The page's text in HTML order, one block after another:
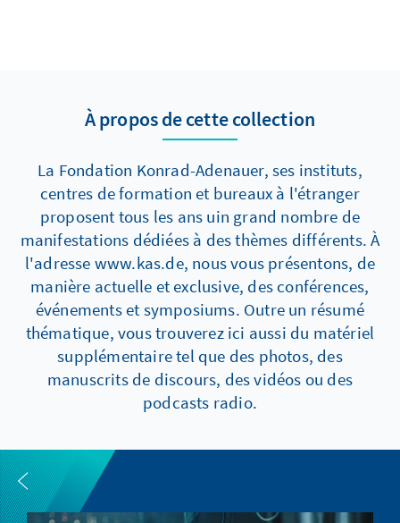
À propos de cette collection
La Fondation Konrad-Adenauer, ses instituts,
centres de formation et bureaux à l'étranger
proposent tous les ans uin grand nombre de
manifestations dédiées à des thèmes différents. À
l'adresse www.kas.de, nous vous présentons, de
manière actuelle et exclusive, des conférences,
événements et symposiums. Outre un résumé
thématique, vous trouverez ici aussi du matériel
supplémentaire tel que des photos, des
manuscrits de discours, des vidéos ou des
podcasts radio.